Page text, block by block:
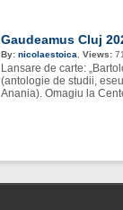
Gaudeamus Cluj
By: nicolaestoica Views:
Lansare de carte:
(antologie de studii,
Anania). Omagiu la